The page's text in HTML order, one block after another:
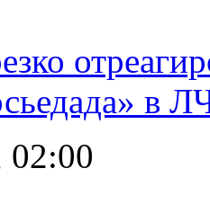
в
02:00